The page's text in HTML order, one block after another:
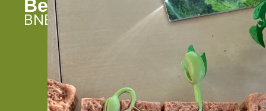
Besonderheiten
BNE-Bildung